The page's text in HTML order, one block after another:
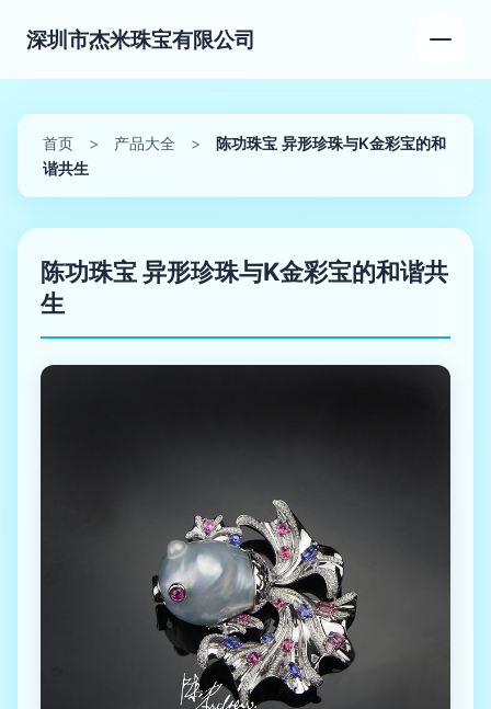
深圳市杰米珠宝有限公司
首页 > 产品大全 >
陈功珠宝 异形珍珠与K金彩宝的和
谐共生
陈功珠宝 异形珍珠与K金彩宝的和谐共
生